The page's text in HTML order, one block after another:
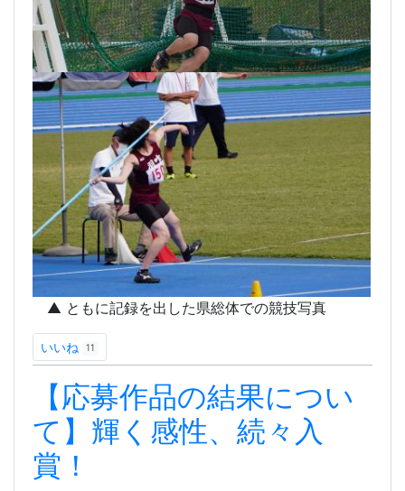
▲ ともに記録を出した県総体での競技写真
いいね 11
【応募作品の結果につい
て】輝く感性、続々入
賞！